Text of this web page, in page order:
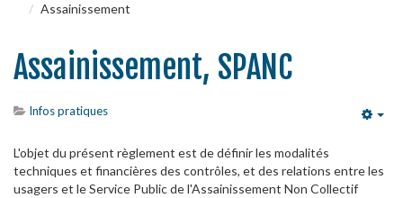
Assainissement
Assainissement, SPANC
Infos pratiques
L'objet du présent règlement est de définir les modalités
techniques et financières des contrôles, et des relations entre les
usagers et le Service Public de l'Assainissement Non Collectif